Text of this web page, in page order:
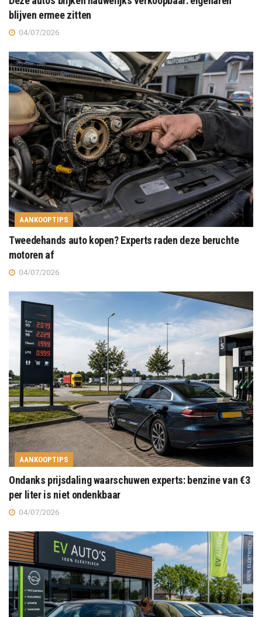
blijven ermee zitten
04/07/2026
AANKOOPTIPS
Tweedehands auto kopen? Experts raden deze beruchte
motoren af
04/07/2026
AANKOOPTIPS
Ondanks prijsdaling waarschuwen experts: benzine van €3
per liter is niet ondenkbaar
04/07/2026